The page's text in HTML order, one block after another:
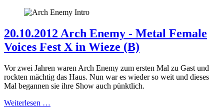
20.10.2012 Arch Enemy - Metal Female
Voices Fest X in Wieze (B)
Vor zwei Jahren waren Arch Enemy zum ersten Mal zu Gast und
rockten mächtig das Haus. Nun war es wieder so weit und dieses
Mal begannen sie ihre Show auch pünktlich.
Weiterlesen …